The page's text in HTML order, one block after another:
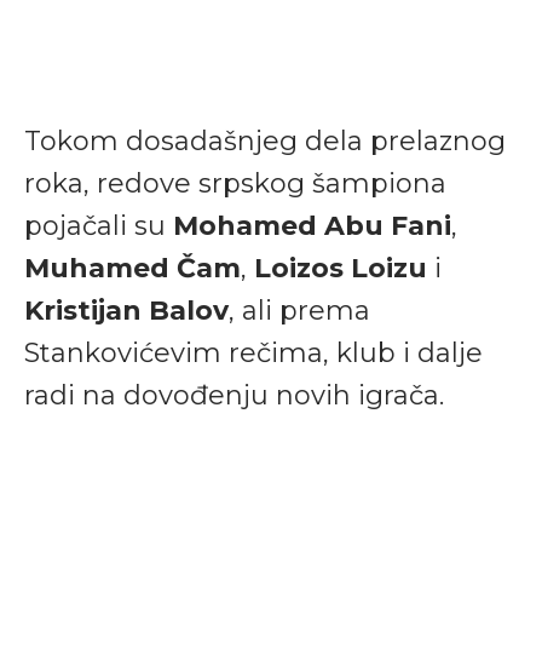
Tokom dosadašnjeg dela prelaznog
roka, redove srpskog šampiona
pojačali su Mohamed Abu Fani,
Muhamed Čam, Loizos Loizu i
Kristijan Balov, ali prema
Stankovićevim rečima, klub i dalje
radi na dovođenju novih igrača.